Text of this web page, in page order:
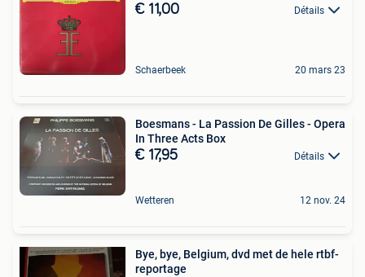
€ 11,00 Détails
Schaerbeek 20 mars 23
Boesmans - La Passion De Gilles - Opera
In Three Acts Box
€ 17,95 Détails
Wetteren 12 nov. 24
Bye, bye, Belgium, dvd met de hele rtbf-
reportage